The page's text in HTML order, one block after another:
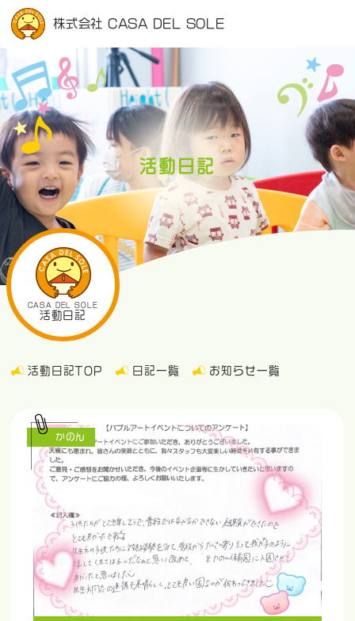
株式会社 CASA DEL SOLE
活動日記
CASA DEL SOLE
活動日記
活動日記TOP 日記一覧 お知らせ一覧
かのん